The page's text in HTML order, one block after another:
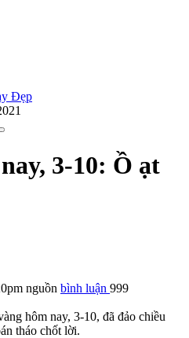
Đẹp
3-10: Ồ ạt
nguồn bình luận 999
hôm nay, 3-10, đã đảo chiều
tháo chốt lời.